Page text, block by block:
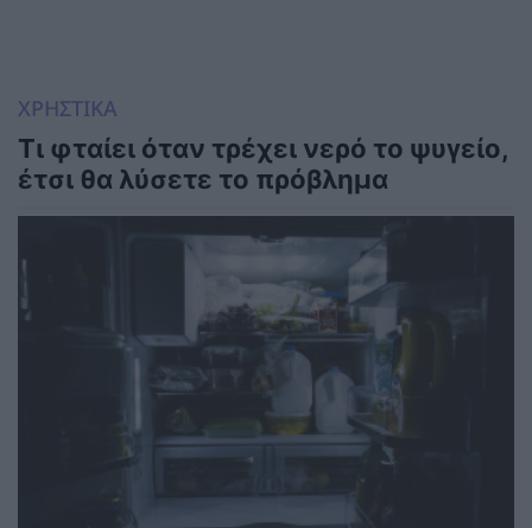
ΧΡΗΣΤΙΚΑ
Τι φταίει όταν τρέχει νερό το ψυγείο,
έτσι θα λύσετε το πρόβλημα